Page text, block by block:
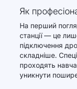
Як
На перший
станції — це
підключення
складніше.
проходять
уникнути